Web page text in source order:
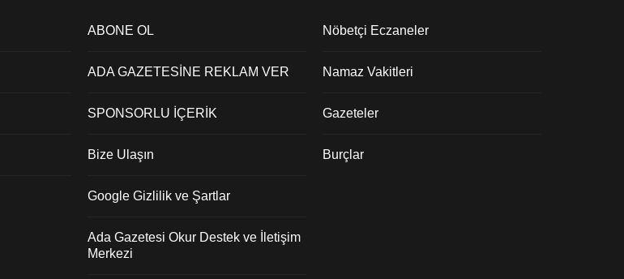
ABONE OL
ADA GAZETESİNE REKLAM VER
SPONSORLU İÇERİK
Bize Ulaşın
Google Gizlilik ve Şartlar
Ada Gazetesi Okur Destek ve İletişim
Merkezi
Nöbetçi Eczaneler
Namaz Vakitleri
Gazeteler
Burçlar